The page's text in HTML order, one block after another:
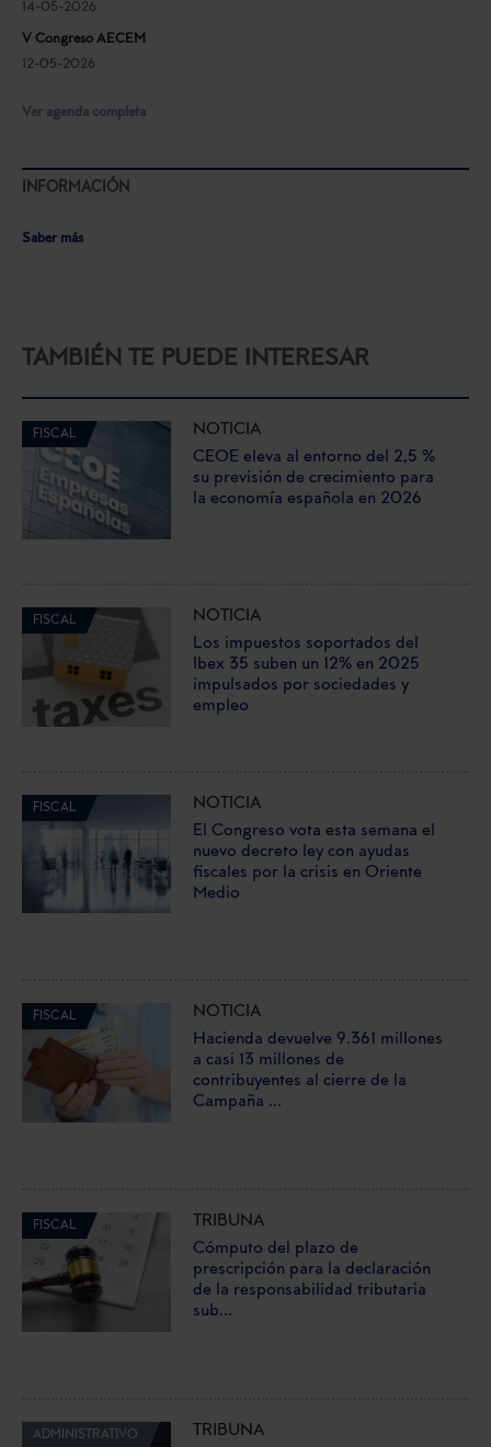
14-05-2026
V Congreso AECEM
12-05-2026
Ver agenda completa
INFORMACIÓN
Saber más
TAMBIÉN TE PUEDE INTERESAR
FISCAL
NOTICIA
CEOE eleva al entorno del 2,5 %
su previsión de crecimiento para
la economía española en 2026
FISCAL
NOTICIA
Los impuestos soportados del
Ibex 35 suben un 12% en 2025
impulsados por sociedades y
empleo
FISCAL
NOTICIA
El Congreso vota esta semana el
nuevo decreto ley con ayudas
fiscales por la crisis en Oriente
Medio
FISCAL
NOTICIA
Hacienda devuelve 9.361 millones
a casi 13 millones de
contribuyentes al cierre de la
Campaña ...
FISCAL
TRIBUNA
Cómputo del plazo de
prescripción para la declaración
de la responsabilidad tributaria
sub...
ADMINISTRATIVO
TRIBUNA